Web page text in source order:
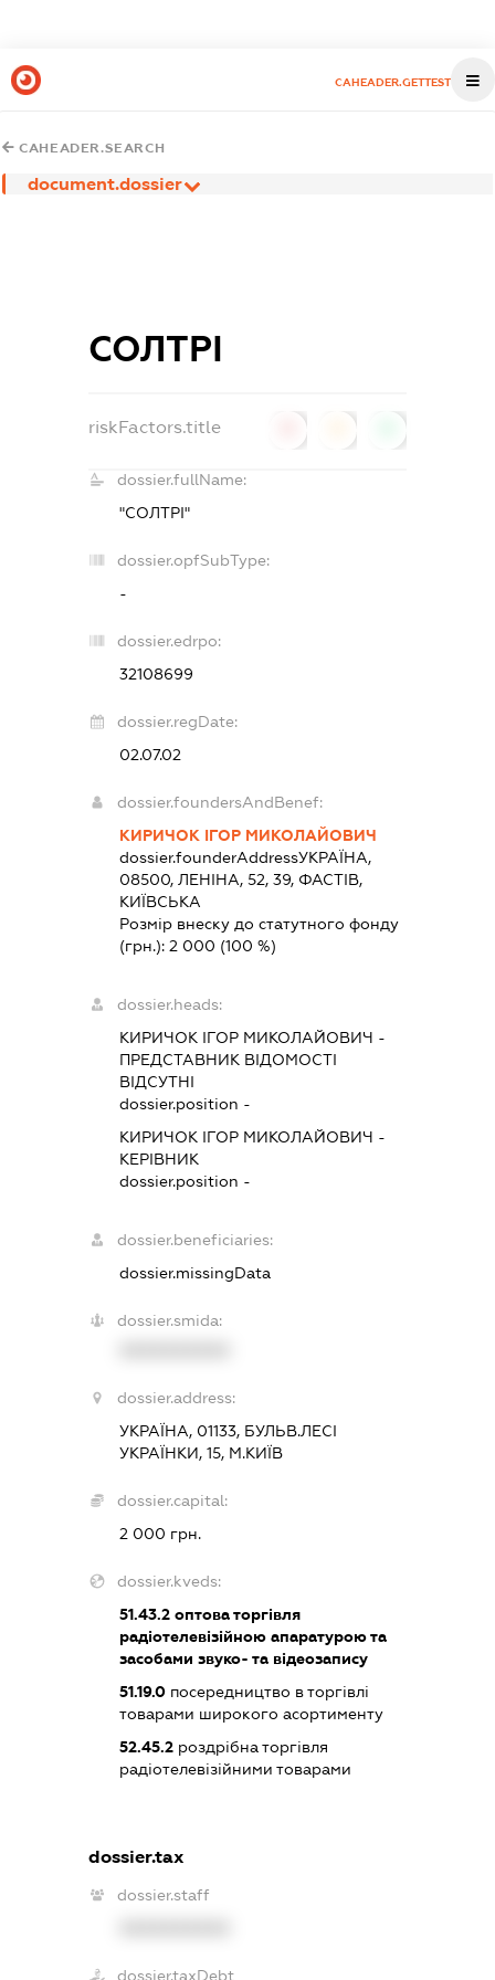
CAHEADER.GETTEST
CAHEADER.SEARCH
document.dossier
СОЛТРІ
riskFactors.title
dossier.fullName:
"СОЛТРІ"
dossier.opfSubType:
-
dossier.edrpo:
32108699
dossier.regDate:
02.07.02
dossier.foundersAndBenef:
КИРИЧОК ІГОР МИКОЛАЙОВИЧ
dossier.founderAddressУКРАЇНА,
08500, ЛЕНІНА, 52, 39, ФАСТІВ,
КИЇВСЬКА
Розмір внеску до статутного фонду
(грн.):2 000 (100 %)
dossier.heads:
КИРИЧОК ІГОР МИКОЛАЙОВИЧ -
ПРЕДСТАВНИК ВІДОМОСТІ
ВІДСУТНІ
dossier.position -
КИРИЧОК ІГОР МИКОЛАЙОВИЧ -
КЕРІВНИК
dossier.position -
dossier.beneficiaries:
dossier.missingData
dossier.smida:
dossier.address:
УКРАЇНА, 01133, БУЛЬВ.ЛЕСІ
УКРАЇНКИ, 15, М.КИЇВ
dossier.capital:
2 000 грн.
dossier.kveds:
51.43.2 оптова торгівля
радіотелевізійною апаратурою та
засобами звуко- та відеозапису
51.19.0 посередництво в торгівлі
товарами широкого асортименту
52.45.2 роздрібна торгівля
радіотелевізійними товарами
dossier.tax
dossier.staff
dossier.taxDebt